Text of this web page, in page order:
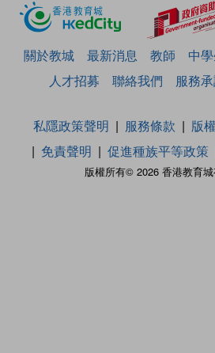
關於教城 最新消息 教師 中
人才招募
聯絡我們 服務
版權所有© 2026 香港教育
私隱政策聲明 服務條款
版
免責聲明
促進種族平等政策